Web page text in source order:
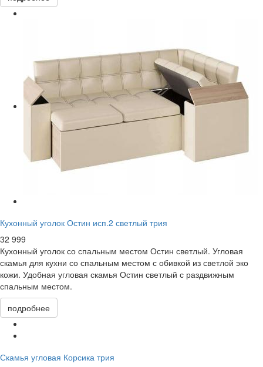
Кухонный уголок Остин исп.2 светлый трия
32 999
Кухонный уголок со спальным местом Остин светлый. Угловая
скамья для кухни со спальным местом с обивкой из светлой эко
кожи. Удобная угловая скамья Остин светлый с раздвижным
спальным местом.
подробнее
Скамья угловая Корсика трия